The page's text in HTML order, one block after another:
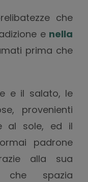
che
e nella
prima che
e il salato, le
provenienti
al sole, ed il
padrone
alla sua
che spazia